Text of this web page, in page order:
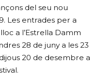
del seu nou
Les entrades per a
a l’Estrella Damm
28 de juny a les 23
20 de desembre a